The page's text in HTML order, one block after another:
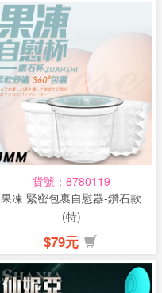
貨號：8780119
果凍 緊密包裹自慰器-鑽石款
(特)
$79元